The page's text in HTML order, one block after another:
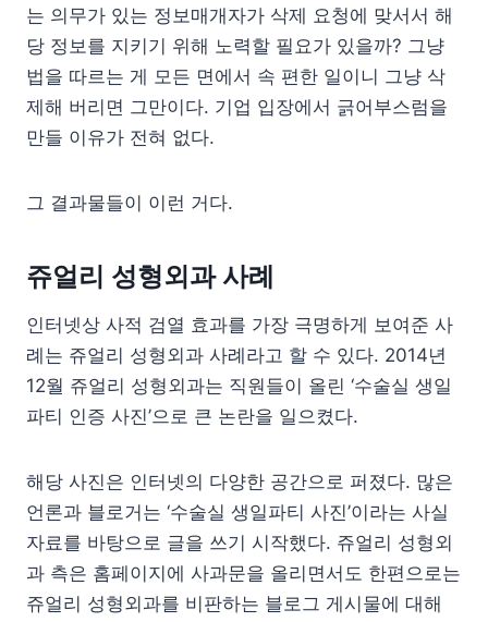
는 의무가 있는 정보매개자가 삭제 요청에 맞서서 해
당 정보를 지키기 위해 노력할 필요가 있을까? 그냥
법을 따르는 게 모든 면에서 속 편한 일이니 그냥 삭
제해 버리면 그만이다. 기업 입장에서 긁어부스럼을
만들 이유가 전혀 없다.
그 결과물들이 이런 거다.
쥬얼리 성형외과 사례
인터넷상 사적 검열 효과를 가장 극명하게 보여준 사
례는 쥬얼리 성형외과 사례라고 할 수 있다. 2014년
12월 쥬얼리 성형외과는 직원들이 올린 ‘수술실 생일
파티 인증 사진’으로 큰 논란을 일으켰다.
해당 사진은 인터넷의 다양한 공간으로 퍼졌다. 많은
언론과 블로거는 ‘수술실 생일파티 사진’이라는 사실
자료를 바탕으로 글을 쓰기 시작했다. 쥬얼리 성형외
과 측은 홈페이지에 사과문을 올리면서도 한편으로는
쥬얼리 성형외과를 비판하는 블로그 게시물에 대해